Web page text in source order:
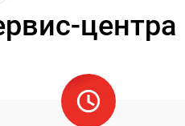
центра